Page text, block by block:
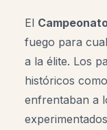
El
fuego para
a la élite. Los
históricos
enfrentaban a